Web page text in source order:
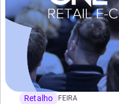
Retalho FEIRA